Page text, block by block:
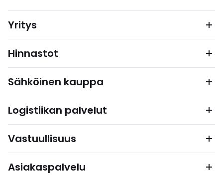
Yritys
Hinnastot
Sähköinen kauppa
Logistiikan palvelut
Vastuullisuus
Asiakaspalvelu